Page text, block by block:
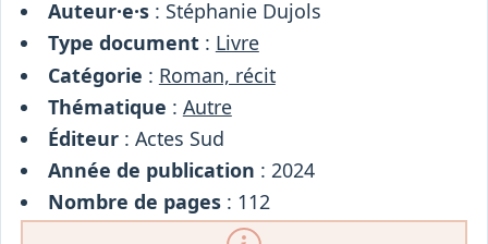
Auteur·e·s: Stéphanie Dujols
Type document: Livre
Catégorie : Roman, récit
Thématique : Autre
Éditeur: Actes Sud
Année de publication : 2024
Nombre de pages: 112